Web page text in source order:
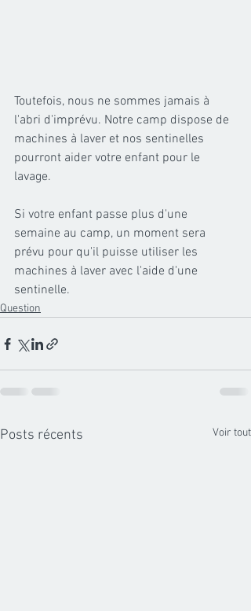
Toutefois, nous ne sommes jamais à
l'abri d'imprévu. Notre camp dispose de
machines à laver et nos sentinelles
pourront aider votre enfant pour le
lavage.
Si votre enfant passe plus d'une
semaine au camp, un moment sera
prévu pour qu'il puisse utiliser les
machines à laver avec l'aide d'une
sentinelle.
Question
Posts récents Voir tout